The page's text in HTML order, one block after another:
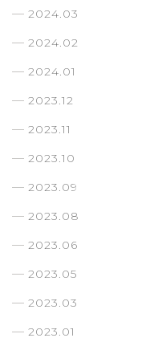
2024.03
2024.02
2024.01
2023.12
2023.11
2023.10
2023.09
2023.08
2023.06
2023.05
2023.03
2023.01